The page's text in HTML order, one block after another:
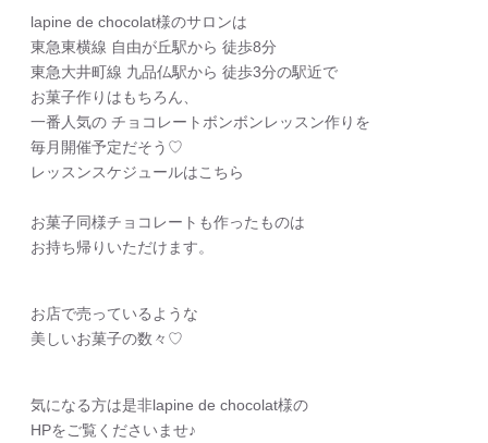
lapine de chocolat様のサロンは
東急東横線 自由が丘駅から 徒歩8分
東急大井町線 九品仏駅から 徒歩3分の駅近で
お菓子作りはもちろん、
一番人気の チョコレートボンボンレッスン作りを
毎月開催予定だそう♡
レッスンスケジュールはこちら
お菓子同様チョコレートも作ったものは
お持ち帰りいただけます。
お店で売っているような
美しいお菓子の数々♡
気になる方は是非lapine de chocolat様の
HPをご覧くださいませ♪